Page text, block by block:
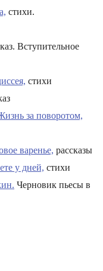
стихи.
Вступительное
стихи
за поворотом,
варенье, рассказы
у дней, стихи
Черновик пьесы в